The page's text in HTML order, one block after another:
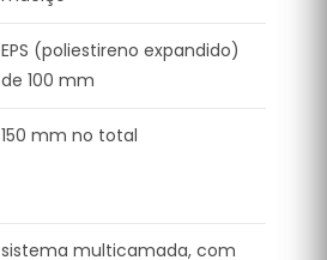
EPS (poliestireno expandido)
de 100 mm
150 mm no total
sistema multicamada, com